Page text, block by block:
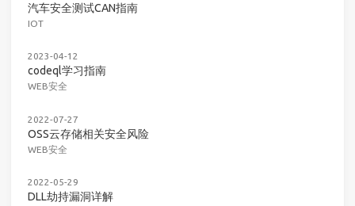
汽车安全测试CAN指南
IOT
2023-04-12
codeql学习指南
WEB安全
2022-07-27
OSS云存储相关安全风险
WEB安全
2022-05-29
DLL劫持漏洞详解